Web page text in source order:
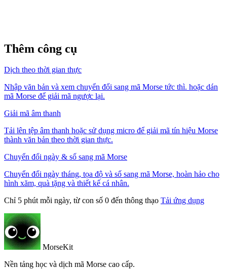
Thêm công cụ
Dịch theo thời gian thực
Nhập văn bản và xem chuyển đổi sang mã Morse tức thì. hoặc dán
mã Morse để giải mã ngược lại.
Giải mã âm thanh
Tải lên tệp âm thanh hoặc sử dụng micro để giải mã tín hiệu Morse
thành văn bản theo thời gian thực.
Chuyển đổi ngày & số sang mã Morse
Chuyển đổi ngày tháng, tọa độ và số sang mã Morse, hoàn hảo cho
hình xăm, quà tặng và thiết kế cá nhân.
Chỉ 5 phút mỗi ngày, từ con số 0 đến thông thạo Tải ứng dụng
MorseKit
Nền tảng học và dịch mã Morse cao cấp.